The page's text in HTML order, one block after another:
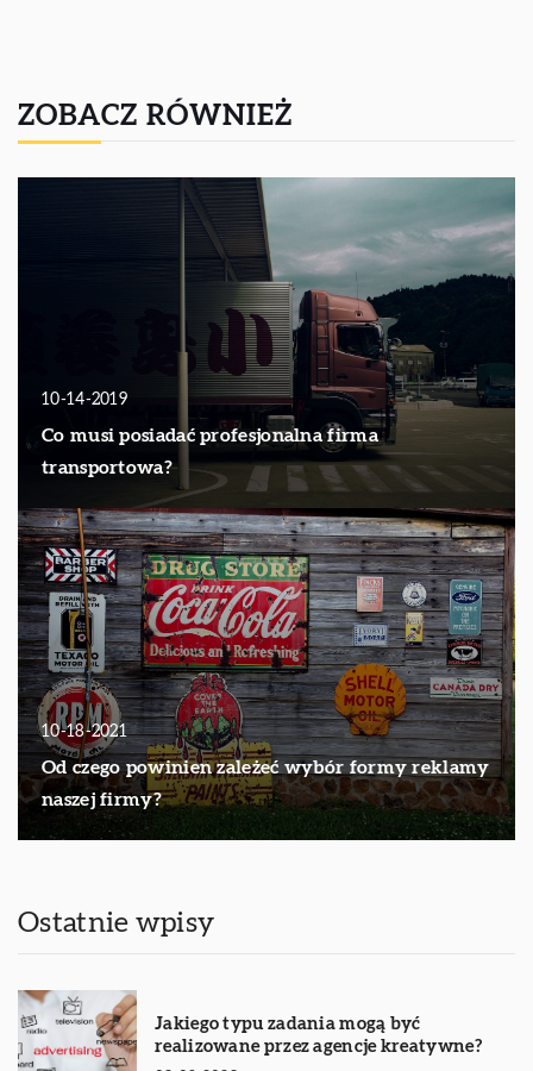
ZOBACZ RÓWNIEŻ
10-14-2019
Co musi posiadać profesjonalna firma
transportowa?
10-18-2021
Od czego powinien zależeć wybór formy reklamy
naszej firmy?
Ostatnie wpisy
Jakiego typu zadania mogą być
realizowane przez agencje kreatywne?